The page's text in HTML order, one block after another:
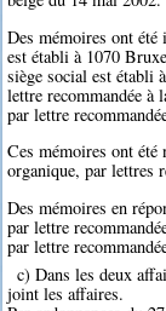
Des mémoires ont
est établi à 1070
siège social est établi
lettre recommandée
par lettre
Ces mémoires ont
organique, par lettres
Des mémoires en
par lettre
par lettre
c) Dans les deux
joint les affaires.